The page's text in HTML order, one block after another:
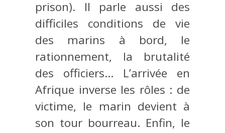
prison). Il parle aussi des
difficiles conditions de vie
des marins à bord, le
rationnement, la brutalité
des officiers… L’arrivée en
Afrique inverse les rôles : de
victime, le marin devient à
son tour bourreau. Enfin, le